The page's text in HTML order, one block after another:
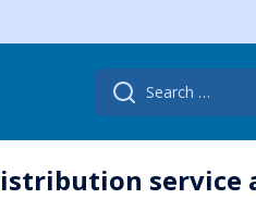
Search
for:
service